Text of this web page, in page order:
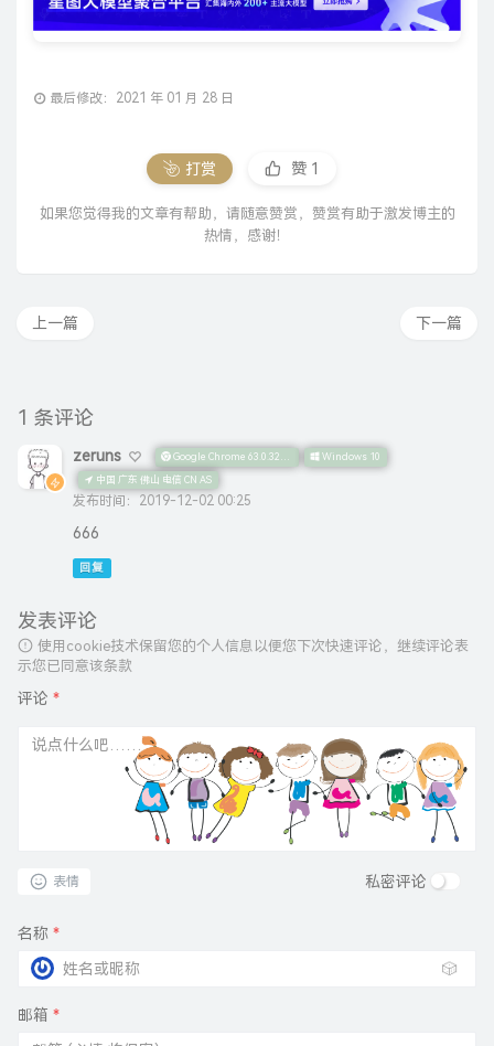
最后修改：2021 年 01 月 28 日
打赏 赞 1
如果您觉得我的文章有帮助，请随意赞赏，赞赏有助于激发博主的
热情，感谢！
下一篇
上一篇
1 条评论
zeruns Google Chrome 63.0.3239.132 Windows 10
中国 广东 佛山 电信 CN AS
发布时间：2019-12-02 00:25
666
回复
发表评论
使用cookie技术保留您的个人信息以便您下次快速评论，继续评论表
示您已同意该条款
评论 *
表情 私密评论
名称 *
🎲
邮箱 *